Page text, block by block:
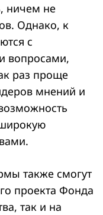
ничем не
Однако, к
с
вопросами,
раз проще
мнений и
также смогут
проекта Фонда
так и на